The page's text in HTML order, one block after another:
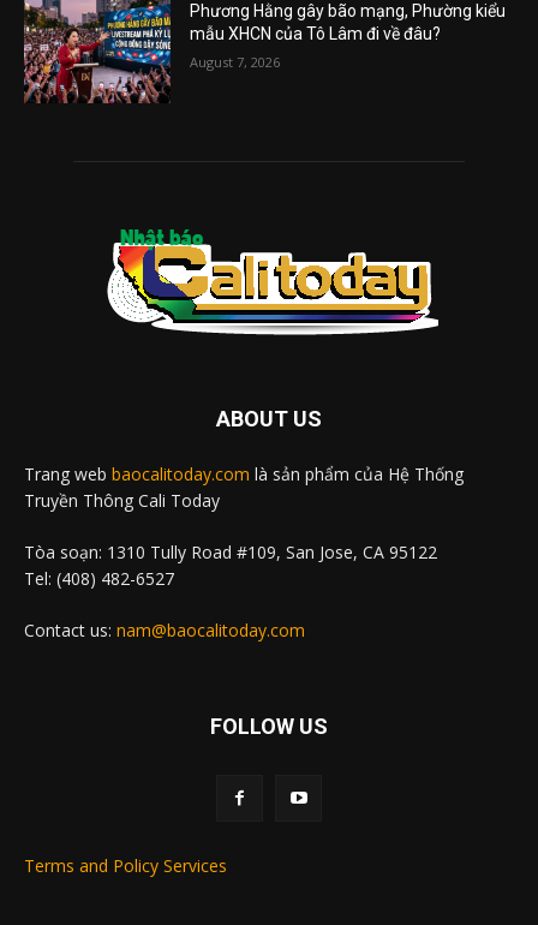
Phương Hằng gây bão mạng, Phường kiểu
mẫu XHCN của Tô Lâm đi về đâu?
August 7, 2026
ABOUT US
Trang web baocalitoday.com là sản phẩm của Hệ Thống
Truyền Thông Cali Today
Tòa soạn: 1310 Tully Road #109, San Jose, CA 95122
Tel: (408) 482-6527
Contact us: nam@baocalitoday.com
FOLLOW US
Terms and Policy Services